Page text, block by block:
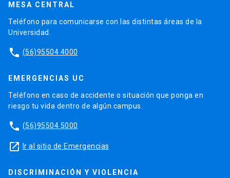
MESA CENTRAL
Teléfono para comunicarse con las distintas áreas de la
Universidad.
phone (56)95504 4000
EMERGENCIAS UC
Teléfono en caso de accidente o situación que ponga en
riesgo tu vida dentro de algún campus.
phone (56)95504 5000
launch Ir al sitio de Emergencias
DISCRIMINACIÓN Y VIOLENCIA